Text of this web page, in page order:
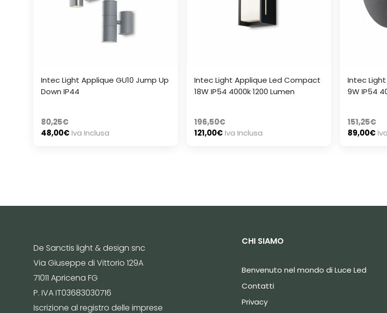
Intec Light Applique GU10 Jump Up
Down IP44
80,25€
48,00€Iva Inclusa
Intec Light Applique Led Compact
18W IP54 4000k 1200 Lumen
196,50€
121,00€Iva Inclusa
Intec
9W IP54
151,25€
89,00€
De Sanctis light & design snc
Via Giuseppe di Vittorio 129A
71011 Apricena FG
P. IVA IT03683030716
Iscrizione al registro delle imprese
CHI SIAMO
Benvenuto nel mondo di Luce Led
Contatti
Privacy